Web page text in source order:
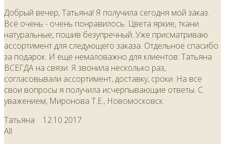
Добрый вечер, Татьяна! Я получила сегодня мой заказ.
Всё очень - очень понравилось. Цвета яркие, ткани
натуральные, пошив безупречный. Уже присматриваю
ассортимент для следующего заказа. Отдельное спасибо
за подарок. И еще немаловажно для клиентов: Татьяна
ВСЕГДА на связи. Я звонила несколько раз,
согласовывали ассортимент, доставку, сроки. На все
свои вопросы я получила исчерпывающие ответы. С
уважением, Миронова Т.Е., Новомосковск.
Татьяна 12.10.2017
All